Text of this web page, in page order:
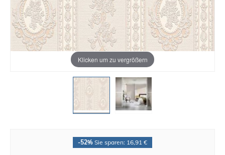
Klicken um zu vergrößern
-52% Sie sparen: 16,91 €